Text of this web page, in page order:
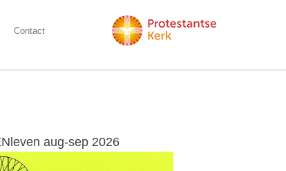
Contact
aug-sep 2026